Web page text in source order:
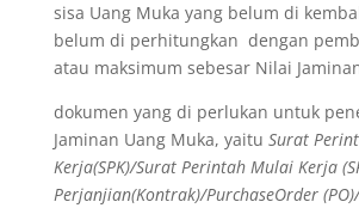
sisa Uang Muka yang belum di
belum di perhitungkan dengan
atau maksimum sebesar Nilai
dokumen yang di perlukan untuk
Jaminan Uang Muka, yaitu Surat
Kerja(SPK)/Surat Perintah Mulai Kerja
Perjanjian(Kontrak)/PurchaseOrder